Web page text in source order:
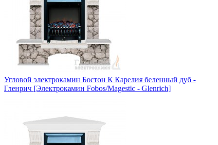
Угловой электрокамин Бостон К Карелия беленный дуб -
Гленрич [Электрокамин Fobos/Magestic - Glenrich]